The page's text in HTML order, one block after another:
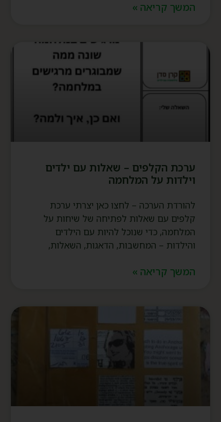
המשך קריאה »
ערכת הקלפים – שאלות עם ילדים
וילדות על המלחמה
להורדת הערכה – לחצו כאן יצרתי ערכת
קלפים עם שאלות לפתיחה של שיחות על
המלחמה, כדי שנוכל להיות עם הילדים
והילדות – המחשבות, הדאגות, השאלות,
המשך קריאה »